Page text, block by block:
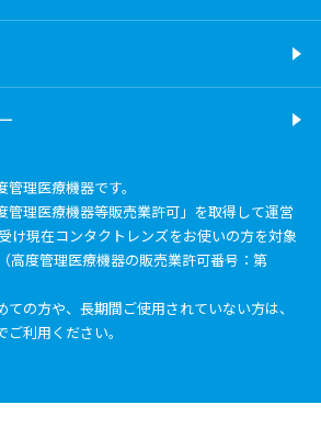
理医療機器です。
管理医療機器等販売業許可」を取得して運営
け現在コンタクトレンズをお使いの方を対象
高度管理医療機器の販売業許可番号：第
の方や、長期間ご使用されていない方は、
利用ください。